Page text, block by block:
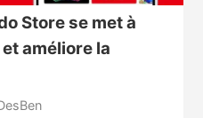
Store se met à
améliore la